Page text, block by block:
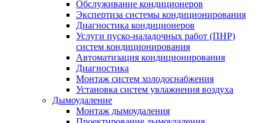
Обслуживание кондиционеров
Экспертиза системы кондиционирования
Диагностика кондиционеров
Услуги пуско-наладочных работ (ПНР)
систем кондиционирования
Автоматизация кондиционирования
Диагностика
Монтаж систем холодоснабжения
Установка систем увлажнения воздуха
Дымоудаление
Монтаж дымоудаления